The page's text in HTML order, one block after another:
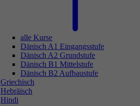
alle Kurse
Dänisch A1 Eingangsstufe
Dänisch A2 Grundstufe
Dänisch B1 Mittelstufe
Dänisch B2 Aufbaustufe
Griechisch
Hebräisch
Hindi